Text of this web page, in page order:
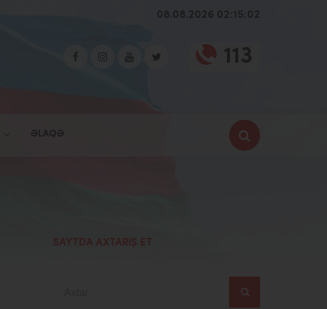
08.08.2026 02:15:03
113
ƏLAQƏ
SAYTDA AXTARIŞ ET